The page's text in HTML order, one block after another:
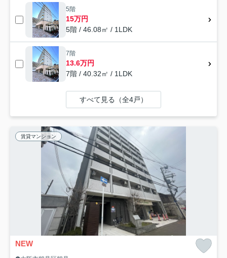
5階
15万円
5階 / 46.08㎡ / 1LDK
7階
13.6万円
7階 / 40.32㎡ / 1LDK
すべて見る（全4戸）
賃貸マンション
NEW